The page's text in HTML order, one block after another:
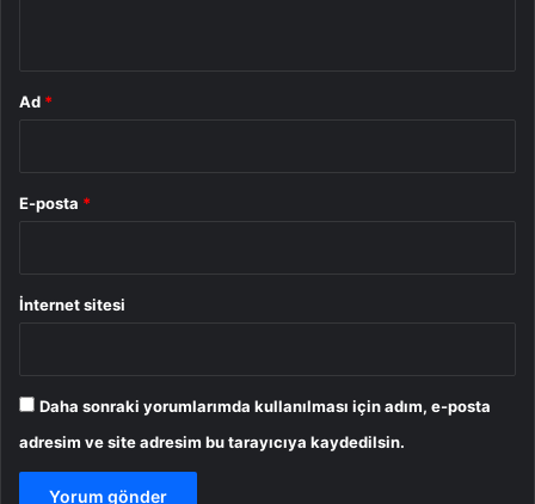
Ad *
E-posta *
İnternet sitesi
Daha sonraki yorumlarımda kullanılması için adım, e-posta
adresim ve site adresim bu tarayıcıya kaydedilsin.